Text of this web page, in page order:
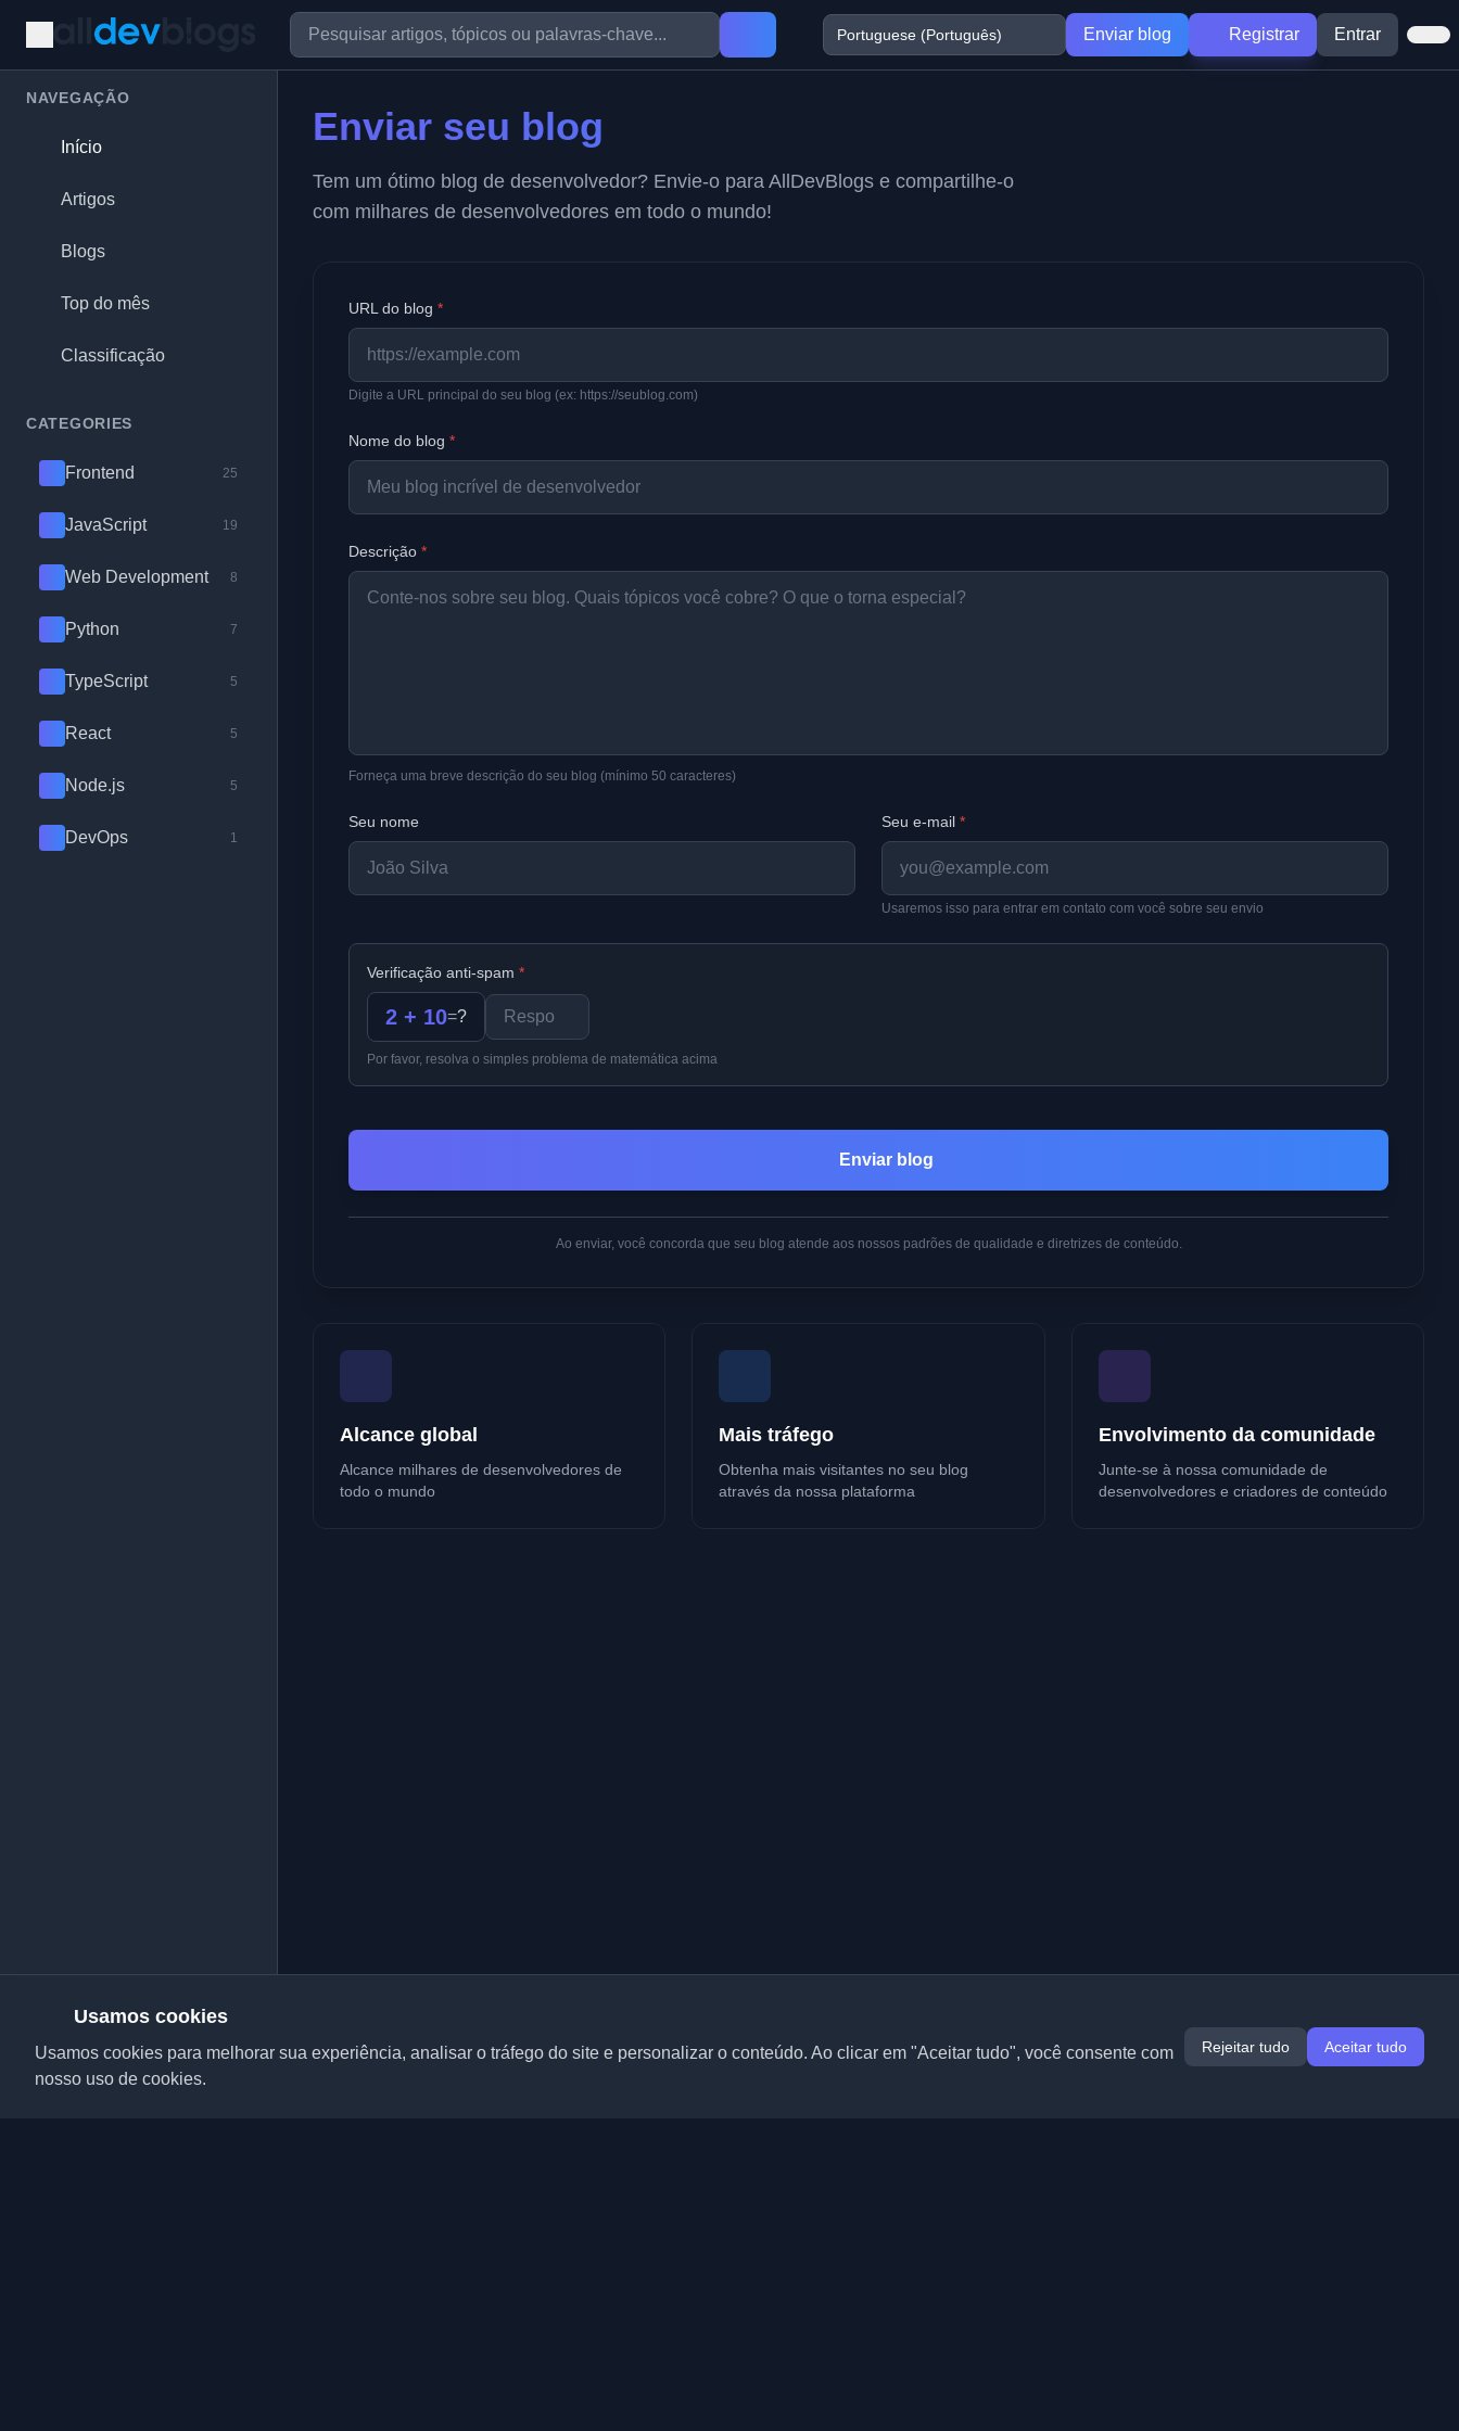
Enviar blog Registrar Entrar
NAVEGAÇÃO
Início
Artigos
Blogs
Top do mês
Classificação
CATEGORIES
Frontend 25
JavaScript 19
Web Development 8
Python 7
TypeScript 5
React 5
Node.js 5
DevOps 1
Enviar seu blog
Tem um ótimo blog de desenvolvedor? Envie-o para AllDevBlogs e compartilhe-o
com milhares de desenvolvedores em todo o mundo!
URL do blog *
Digite a URL principal do seu blog (ex: https://seublog.com)
Nome do blog *
Descrição *
Forneça uma breve descrição do seu blog (mínimo 50 caracteres)
Seu nome Seu e-mail *
Usaremos isso para entrar em contato com você sobre seu envio
Verificação anti-spam *
2 + 10=?
Por favor, resolva o simples problema de matemática acima
Enviar blog
Ao enviar, você concorda que seu blog atende aos nossos padrões de qualidade e diretrizes de conteúdo.
Alcance global
Alcance milhares de desenvolvedores de
todo o mundo
Mais tráfego
Obtenha mais visitantes no seu blog
através da nossa plataforma
Envolvimento da comunidade
Junte-se à nossa comunidade de
desenvolvedores e criadores de conteúdo
Usamos cookies
Usamos cookies para melhorar sua experiência, analisar o tráfego do site e personalizar o conteúdo. Ao clicar em "Aceitar tudo", você consente com
nosso uso de cookies.
Rejeitar tudo Aceitar tudo